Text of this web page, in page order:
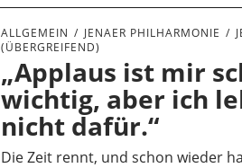
ALLGEMEIN JENAER PHILHARMONIE
(ÜBERGREIFEND)
„Applaus ist mir
wichtig, aber ich
nicht dafür.“
Die Zeit rennt, und schon wieder